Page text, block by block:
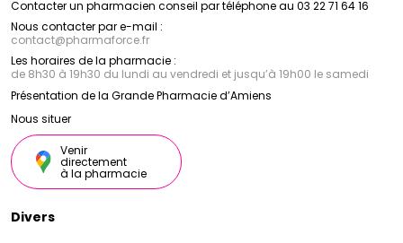
essentiels et en antioxydants. Elle régénère, répare et
revitalise la peau, atténue les cicatrices et les taches
pigmentaires, pour un teint éclatant et uniforme.
Ces produits phares de la marque Armencelle sont
formulés avec des ingrédients naturels de haute
qualité et sont conçus pour répondre aux besoins
spécifiques de la peau, en lui apportant hydratation,
nutrition et protection, pour un teint éclatant de
Contacter un pharmacien conseil par téléphone au 03 22 71 64 16
Nous contacter par e-mail :
contact@pharmaforce.fr
Les horaires de la pharmacie :
de 8h30 à 19h30 du lundi au vendredi et jusqu’à 19h00 le samedi
Présentation de la Grande Pharmacie d’Amiens
Nous situer
Venir
directement
à la pharmacie
Divers